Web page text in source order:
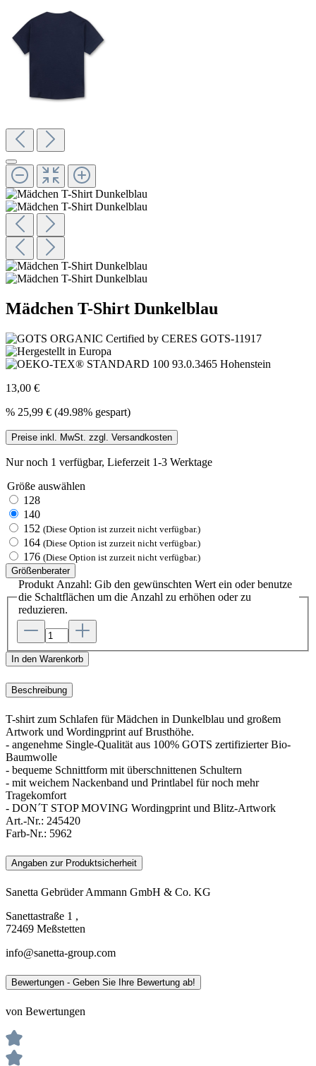
Mädchen T-Shirt Dunkelblau
13,00 €
% 25,99 € (49.98% gespart)
Preise inkl. MwSt. zzgl. Versandkosten
Nur noch 1 verfügbar, Lieferzeit 1-3 Werktage
Größe auswählen
128
140
152 (Diese Option ist zurzeit nicht verfügbar.)
164 (Diese Option ist zurzeit nicht verfügbar.)
176 (Diese Option ist zurzeit nicht verfügbar.)
Größenberater
Produkt Anzahl: Gib den gewünschten Wert ein oder benutze
die Schaltflächen um die Anzahl zu erhöhen oder zu
reduzieren.
In den Warenkorb
Beschreibung
T-shirt zum Schlafen für Mädchen in Dunkelblau und großem
Artwork und Wordingprint auf Brusthöhe.
- angenehme Single-Qualität aus 100% GOTS zertifizierter Bio-
Baumwolle
- bequeme Schnittform mit überschnittenen Schultern
- mit weichem Nackenband und Printlabel für noch mehr
Tragekomfort
- DON´T STOP MOVING Wordingprint und Blitz-Artwork
Art.-Nr.: 245420
Farb-Nr.: 5962
Angaben zur Produktsicherheit
Sanetta Gebrüder Ammann GmbH & Co. KG
Sanettastraße 1 ,
72469 Meßstetten
info@sanetta-group.com
Bewertungen - Geben Sie Ihre Bewertung ab!
von Bewertungen